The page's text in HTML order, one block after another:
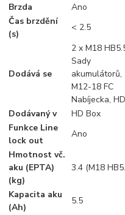
Brzda
Ano
Čas brzdění
(s)
< 2.5
Dodává se
2 x M18
Sady
akumulátorů,
M12-18 FC
Nabíjecka,
Dodávaný v HD Box
Funkce Line
lock out
Ano
Hmotnost vč.
aku (EPTA)
(kg)
3.4 (M18
Kapacita aku
(Ah)
5.5